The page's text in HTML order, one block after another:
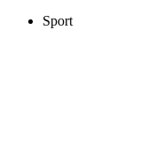
Sport